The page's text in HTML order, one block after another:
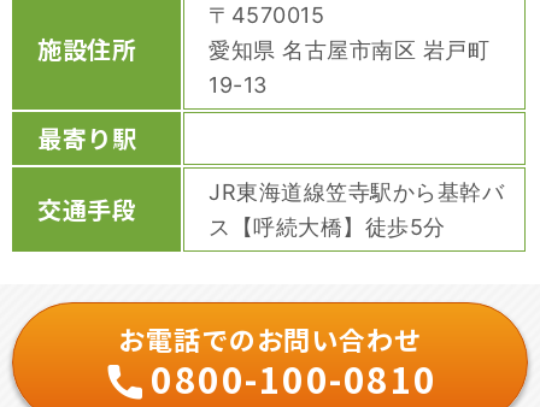
施設住所
〒4570015
愛知県 名古屋市南区 岩戸町
19-13
最寄り駅
交通手段
JR東海道線笠寺駅から基幹バ
ス【呼続大橋】徒歩5分
お電話でのお問い合わせ
0800-100-0810